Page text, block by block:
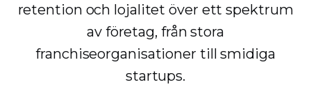
retention och lojalitet över ett spektrum
av företag, från stora
franchiseorganisationer till smidiga
startups.